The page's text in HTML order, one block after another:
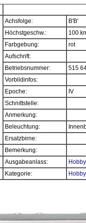
Achsfolge:
B'B'
Höchstgeschw.:
100
Farbgebung:
rot
Aufschrift:
Betriebsnummer:
515
Vorbildinfos:
Epoche:
IV
Schnittstelle:
Anmerkung:
Beleuchtung:
Ersatzbirne:
Bemerkung:
Ausgabeanlass:
Kategorie: